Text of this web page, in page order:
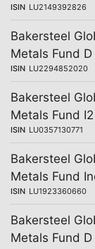
ISIN LU2149392826
Bakersteel
Metals Fund D
ISIN LU2294852020
Bakersteel
Metals Fund I2
ISIN LU0357130771
Bakersteel
Metals Fund
ISIN LU1923360660
Bakersteel
Metals Fund D